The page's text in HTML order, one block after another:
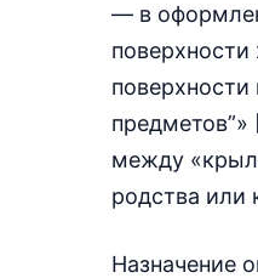
— в
между
родства или
Назначение